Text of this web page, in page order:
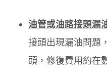
油管或油路接頭漏
接頭出現漏油問題
頭，修復費用約在